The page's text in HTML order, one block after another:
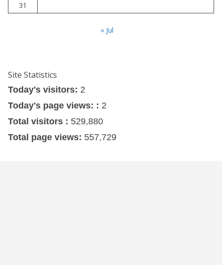
31
« Jul
Site Statistics
Today's visitors: 2
Today's page views: : 2
Total visitors : 529,880
Total page views: 557,729